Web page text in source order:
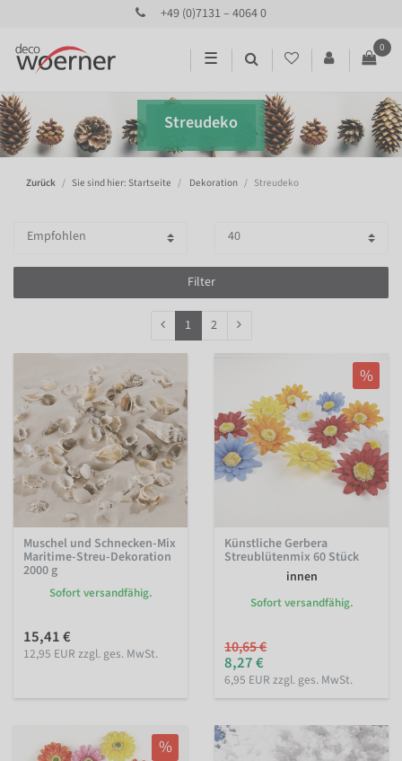
+49 (0)7131 – 4064 0
☰
0
Streudeko
Zurück Sie sind hier: Startseite Dekoration Streudeko
Filter
1 2
Muschel und Schnecken-Mix
Maritime-Streu-Dekoration
2000 g
Sofort versandfähig.
15,41 €
12,95 EUR zzgl. ges. MwSt.
%
Künstliche Gerbera
Streublütenmix 60 Stück
innen
Sofort versandfähig.
10,65 €
8,27 €
6,95 EUR zzgl. ges. MwSt.
%